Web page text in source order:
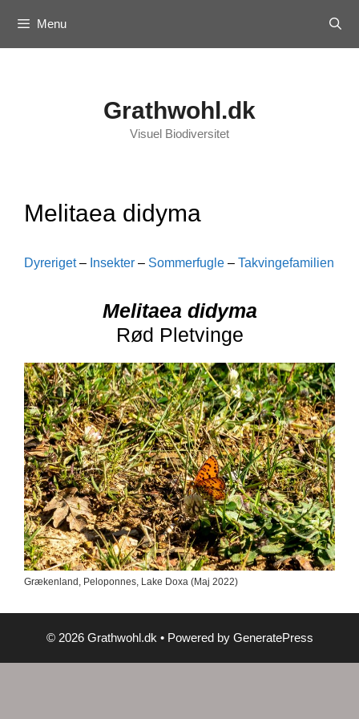
content
Menu
Grathwohl.dk
Visuel Biodiversitet
Melitaea didyma
Dyreriget– Insekter – Sommerfugle – Takvingefamilien
Melitaea didyma
Rød Pletvinge
Grækenland, Peloponnes, Lake Doxa (Maj 2022)
© 2026 Grathwohl.dk • Powered by GeneratePress